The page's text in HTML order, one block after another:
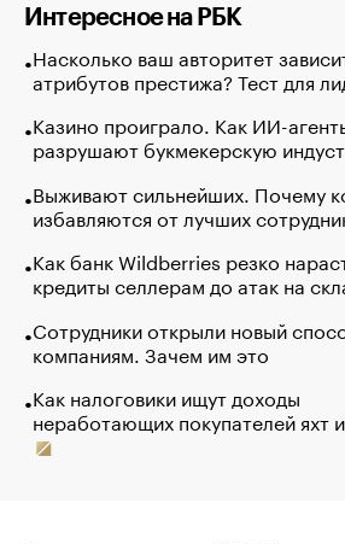
Интересное на РБК
Насколько ваш авторитет
атрибутов престижа? Тест для
Казино проиграло. Как ИИ-
разрушают букмекерскую
Выживают сильнейших. Почему
избавляются от лучших
Как банк Wildberries резко
кредиты селлерам до атак на
Сотрудники открыли новый
компаниям. Зачем им это
Как налоговики ищут доходы
неработающих покупателей яхт